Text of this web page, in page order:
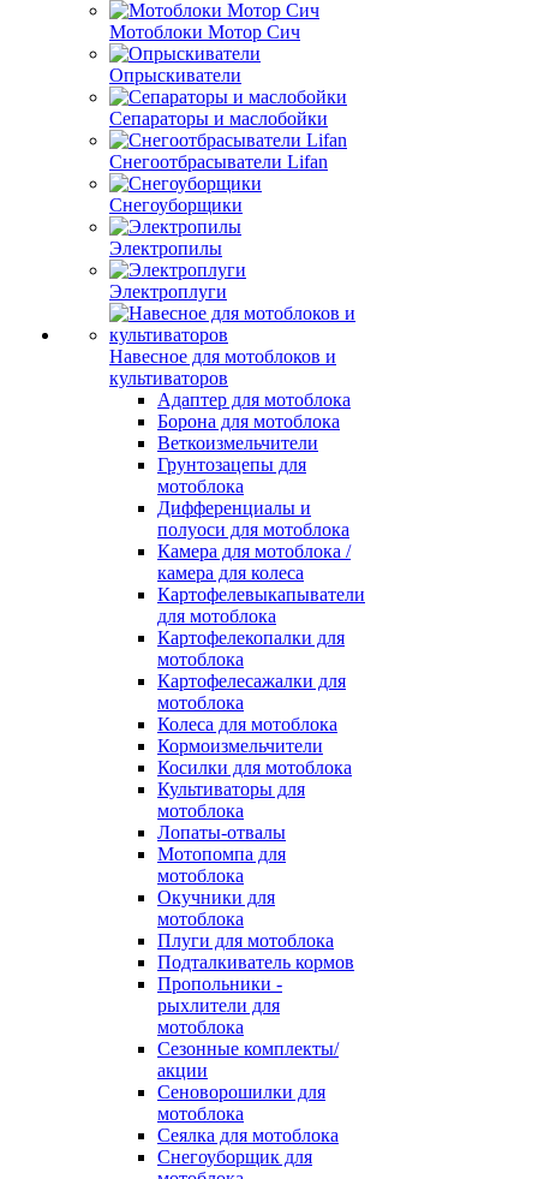
Мотоблоки Мотор Сич
Опрыскиватели
Сепараторы и маслобойки
Снегоотбрасыватели Lifan
Снегоуборщики
Электропилы
Электроплуги
Навесное для мотоблоков и
культиваторов
Адаптер для мотоблока
Борона для мотоблока
Веткоизмельчители
Грунтозацепы для
мотоблока
Дифференциалы и
полуоси для мотоблока
Камера для мотоблока /
камера для колеса
Картофелевыкапыватели
для мотоблока
Картофелекопалки для
мотоблока
Картофелесажалки для
мотоблока
Колеса для мотоблока
Кормоизмельчители
Косилки для мотоблока
Культиваторы для
мотоблока
Лопаты-отвалы
Мотопомпа для
мотоблока
Окучники для
мотоблока
Плуги для мотоблока
Подталкиватель кормов
Пропольники -
рыхлители для
мотоблока
Сезонные комплекты/
акции
Сеноворошилки для
мотоблока
Сеялка для мотоблока
Снегоуборщик для